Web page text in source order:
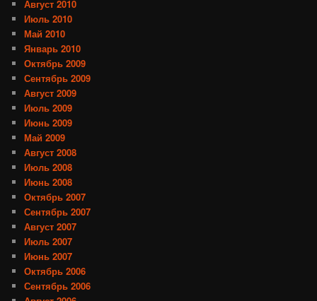
Август 2010
Июль 2010
Май 2010
Январь 2010
Октябрь 2009
Сентябрь 2009
Август 2009
Июль 2009
Июнь 2009
Май 2009
Август 2008
Июль 2008
Июнь 2008
Октябрь 2007
Сентябрь 2007
Август 2007
Июль 2007
Июнь 2007
Октябрь 2006
Сентябрь 2006